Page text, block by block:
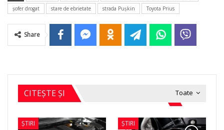
șofer drogat
stare de ebrietate strada Pușkin Toyota Prius
Share
Toate
CITEȘTE ȘI
ȘTIRI ȘTIRI